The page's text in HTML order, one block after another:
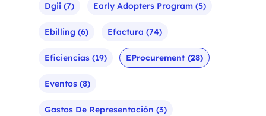
Dgii (7) Early Adopters Program (5)
Ebilling (6) Efactura (74)
Eficiencias (19) EProcurement (28)
Eventos (8)
Gastos De Representación (3)